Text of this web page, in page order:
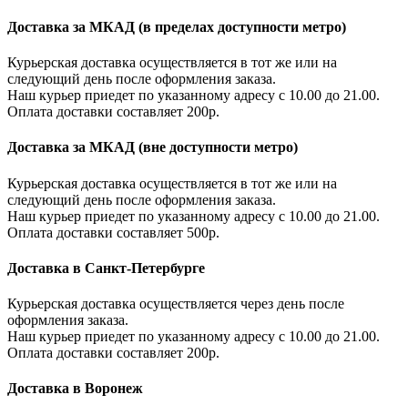
Доставка за МКАД (в пределах доступности метро)
Курьерская доставка осуществляется в тот же или на
следующий день после оформления заказа.
Наш курьер приедет по указанному адресу с 10.00 до 21.00.
Оплата доставки составляет 200р.
Доставка за МКАД (вне доступности метро)
Курьерская доставка осуществляется в тот же или на
следующий день после оформления заказа.
Наш курьер приедет по указанному адресу с 10.00 до 21.00.
Оплата доставки составляет 500р.
Доставка в Санкт-Петербурге
Курьерская доставка осуществляется через день после
оформления заказа.
Наш курьер приедет по указанному адресу с 10.00 до 21.00.
Оплата доставки составляет 200р.
Доставка в Воронеж